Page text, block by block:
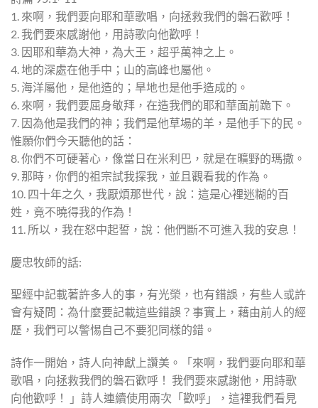
1. 來啊，我們要向耶和華歌唱，向拯救我們的磐石歡呼！
2. 我們要來感謝他，用詩歌向他歡呼！
3. 因耶和華為大神，為大王，超乎萬神之上。
4. 地的深處在他手中；山的高峰也屬他。
5. 海洋屬他，是他造的；旱地也是他手造成的。
6. 來啊，我們要屈身敬拜，在造我們的耶和華面前跪下。
7. 因為他是我們的神；我們是他草場的羊，是他手下的民。
惟願你們今天聽他的話：
8. 你們不可硬著心，像當日在米利巴，就是在曠野的瑪撒。
9. 那時，你們的祖宗試我探我，並且觀看我的作為。
10. 四十年之久，我厭煩那世代，說：這是心裡迷糊的百
姓，竟不曉得我的作為！
11. 所以，我在怒中起誓，說：他們斷不可進入我的安息！
慶忠牧師的話:
聖經中記載著許多人的事，有光榮，也有錯誤，有些人或許
會有疑問：為什麼要記載這些錯誤？事實上，藉由前人的經
歷，我們可以警惕自己不要犯同樣的錯。
詩作一開始，詩人向神獻上讚美。「來啊，我們要向耶和華
歌唱，向拯救我們的磐石歡呼！ 我們要來感謝他，用詩歌
向他歡呼！ 」詩人連續使用兩次「歡呼」，這裡我們看見